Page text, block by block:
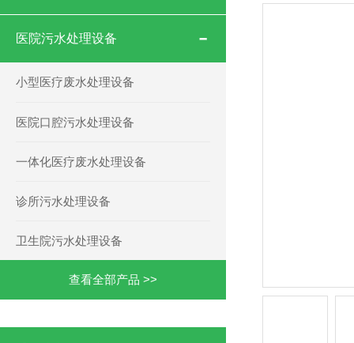
医院污水处理设备
小型医疗废水处理设备
医院口腔污水处理设备
一体化医疗废水处理设备
诊所污水处理设备
卫生院污水处理设备
查看全部产品 >>